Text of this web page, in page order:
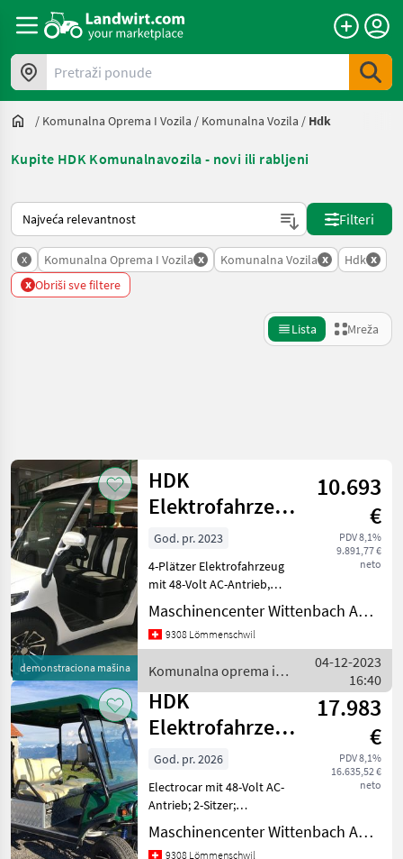
Pretraži ponude
/ Komunalna Oprema I Vozila / Komunalna Vozila / Hdk
Kupite HDK Komunalnavozila - novi ili rabljeni
Način na koji sortira Landwirt.com
Filteri
x Komunalna Oprema I Vozila x Komunalna Vozila x Hdk x
x Obriši sve filtere
Lista Mreža
Kategorija 4 Država
TRENUTNA
PUTANJA
Općinska
tehnologija
Komunalna
Oprema I
Vozila
Komunalna
Vozila
Hdk
IZABERITE
KATEGORIJU
HDK
Iseki
Resetuj
Prikaži 4
rezultata
demonstraciona mašina
HDK
Elektrofahrzeug
Shuttle D3
10.693
€
PDV 8,1%
9.891,77 €
neto
God. pr. 2023
4-Plätzer Elektrofahrzeug
mit 48-Volt AC-Antrieb,
Lithiumbatterie 130 Ah,
Reichweite ca. 50 km,
Beleuchtungsanlage mit
elektrischem Scheibe
Maschinencenter Wittenbach AG (Kommunaltechnik)
9308 Lömmenschwil
Komunalna oprema i
vozila / HDK
04-12-2023
16:40
HDK
Elektrofahrzeug
Express Work
17.983
€
PDV 8,1%
16.635,52 €
neto
God. pr. 2026
Electrocar mit 48-Volt AC-
Antrieb; 2-Sitzer;
Ladebrücke kippbar
111x94x22 cm; Sonnendach;
Maschinencenter Wittenbach AG (Kommunaltechnik)
9308 Lömmenschwil